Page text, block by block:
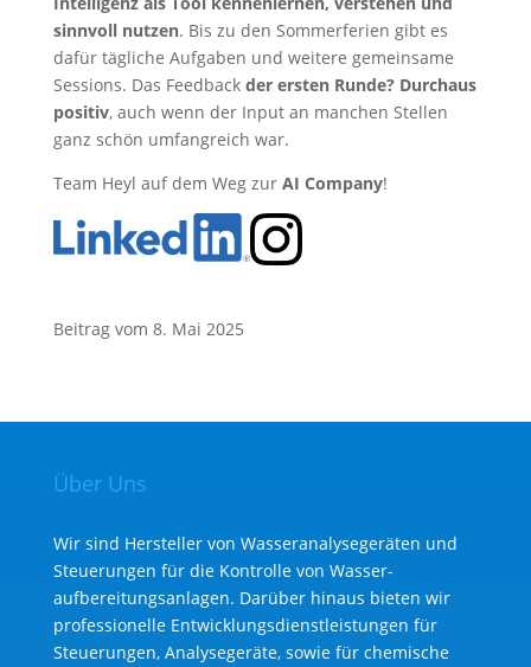
sinnvoll nutzen. Bis zu den Sommerferien gibt es
dafür tägliche Aufgaben und weitere gemeinsame
Sessions. Das Feedbackder ersten Runde? Durchaus
positiv, auch wenn der Input an manchen Stellen
ganz schön umfangreich war.
Team Heyl auf dem Weg zur AI Company!
Beitrag vom 8. Mai 2025
Über Uns
Wir sind Hersteller von Wasseranalysegeräten und
Steuerungen für die Kontrolle von Wasser­
aufbereitungs­anlagen. Darüber hinaus bieten wir
professionelle Entwicklungs­dienst­leistungen für
Steuerungen, Analysegeräte, sowie für chemische